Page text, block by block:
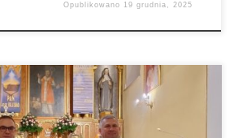
Opublikowano 19 grudnia, 2025